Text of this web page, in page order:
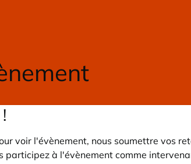
voir l'évènement, nous soumettre vos
participez à l'évènement comme